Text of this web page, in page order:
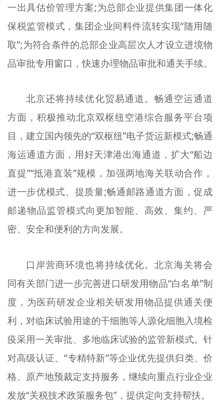
一出具估价管理方案;为总部企业提供集团一体化
保税监管模式，集团企业间料件流转实现“随用随
取”;为符合条件的总部企业高层次人才设立进境物
品审批专用窗口，快速办理物品审批和通关手续。
北京还将持续优化贸易通道。畅通空运通道
方面，积极推动北京双枢纽空港综合服务平台项
目，建立国内领先的“双枢纽”电子货运新模式;畅通
海运通道方面，用好天津港出海通道，扩大“船边
直提”“抵港直装”规模，加强两地海关联动合作，
进一步优模式、提质量;畅通邮路通道方面，促成
邮递物品监管模式向更加智能、高效、集约、严
密、安全和便利的方向发展。
口岸营商环境也将持续优化。北京海关将会
同有关部门进一步完善进口研发用物品“白名单”制
度，为医药研发企业相关研发用物品提供通关便
利，对临床试验用途的干细胞等人源化细胞入境检
疫采用一关审批、多地临床试验的监管新模式。针
对高级认证、“专精特新”等企业优先提供归类、价
格、原产地预裁定支持服务，继续向重点行业企业
发放“关税技术政策服务包”，提供定向支持帮扶。